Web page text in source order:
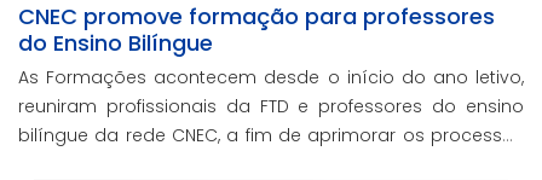
CNEC promove formação para professores
do Ensino Bilíngue
As Formações acontecem desde o início do ano letivo,
reuniram profissionais da FTD e professores do ensino
bilíngue da rede CNEC, a fim de aprimorar os processos